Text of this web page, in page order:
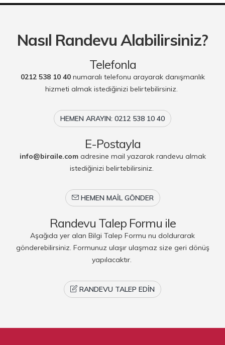
Nasıl Randevu Alabilirsiniz?
Telefonla
0212 538 10 40numaralı telefonu arayarak danışmanlık
hizmeti almak istediğinizi belirtebilirsiniz.
HEMEN ARAYIN: 0212 538 10 40
E-Postayla
info@biraile.comadresine mail yazarak randevu almak
istediğinizi belirtebilirsiniz.
HEMEN MAIL GÖNDER
Randevu Talep Formu ile
Aşağıda yer alan Bilgi Talep Formu nu doldurarak
gönderebilirsiniz. Formunuz ulaşır ulaşmaz size geri dönüş
yapılacaktır.
RANDEVU TALEP EDIN